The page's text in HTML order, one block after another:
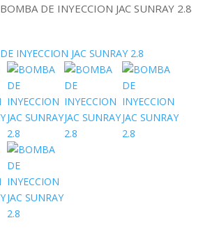
BOMBA DE INYECCION JAC SUNRAY 2.8